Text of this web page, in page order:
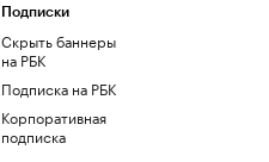
Подписки
Скрыть баннеры
на РБК
Подписка на РБК
Корпоративная
подписка